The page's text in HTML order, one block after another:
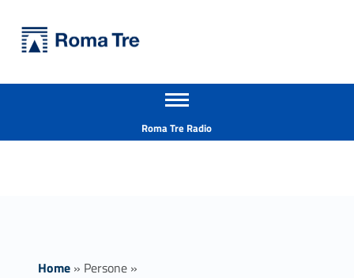
Prof. EMANUELE CONTE - Università Roma Tre
Apri il menu secondario
Roma Tre Radio
Home» Persone»